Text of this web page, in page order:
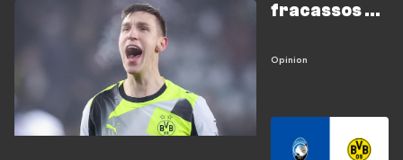
fracassos da
não podem
Opinion